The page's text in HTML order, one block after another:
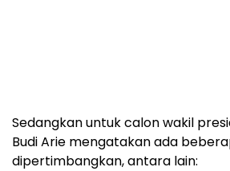
Sedangkan untuk calon wakil
Budi Arie mengatakan ada
dipertimbangkan, antara lain: